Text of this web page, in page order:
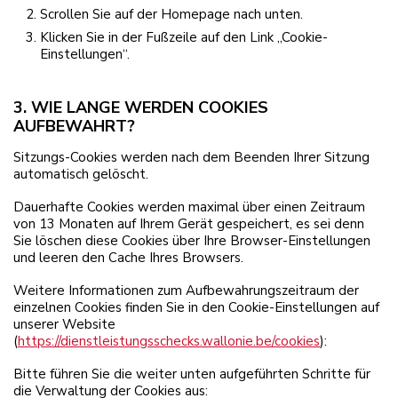
Scrollen Sie auf der Homepage nach unten.
Klicken Sie in der Fußzeile auf den Link „Cookie-
Einstellungen“.
3. WIE LANGE WERDEN COOKIES
AUFBEWAHRT?
Sitzungs-Cookies werden nach dem Beenden Ihrer Sitzung
automatisch gelöscht.
Dauerhafte Cookies werden maximal über einen Zeitraum
von 13 Monaten auf Ihrem Gerät gespeichert, es sei denn
Sie löschen diese Cookies über Ihre Browser-Einstellungen
und leeren den Cache Ihres Browsers.
Weitere Informationen zum Aufbewahrungszeitraum der
einzelnen Cookies finden Sie in den Cookie-Einstellungen auf
unserer Website
(https://dienstleistungsschecks.wallonie.be/cookies):
Bitte führen Sie die weiter unten aufgeführten Schritte für
die Verwaltung der Cookies aus: